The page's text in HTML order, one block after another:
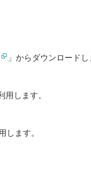
」からダウンロード
します。
します。